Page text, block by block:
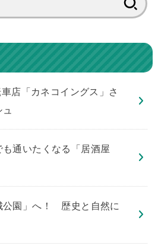
索:
店「カネコイングス」さ
通いたくなる「居酒屋
公園」へ！ 歴史と自然に